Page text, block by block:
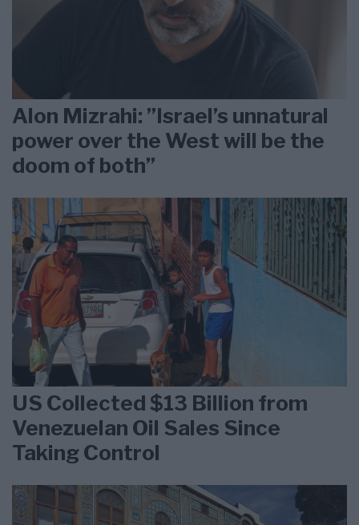
Alon Mizrahi: ”Israel’s unnatural
power over the West will be the
doom of both”
US Collected $13 Billion from
Venezuelan Oil Sales Since
Taking Control